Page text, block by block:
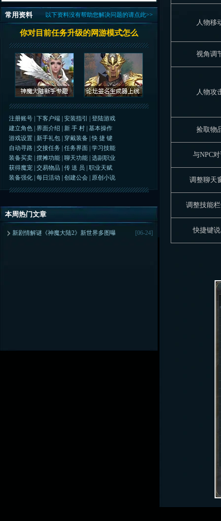
以下资料没有帮助您解决问题的请点此>>
常用资料
你对目前任务升级的网游模式怎么
注册账号 |下客户端 |安装指引 |登陆游戏
建立角色 |界面介绍 新 手 村 |基本操作
游戏设置
新手礼包 穿戴装备 |快 捷 键
自动寻路 |交接任务 |任务界面 |学习技能
装备买卖 |摆摊功能 |聊天功能 |选副职业
获得魔宠 |交易物品 |传 送 员 |职业天赋
装备强化 |每日活动 |创建公会 原创小说
本周热门文章
[06-24]
新剧情解谜《神魔大陆2》新世界多图曝
人物移
视角调
人物攻
捡取物
与NPC
调整聊天
调整技能
快捷键